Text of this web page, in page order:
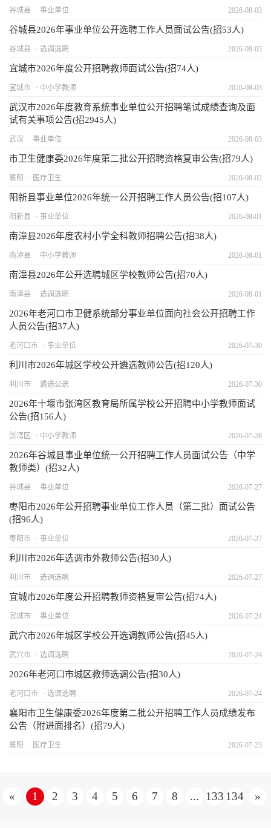
谷城县 事业单位 2026-08-03
谷城县2026年事业单位公开选聘工作人员面试公告(招53人)
谷城县 选调选聘 2026-08-03
宜城市2026年度公开招聘教师面试公告(招74人)
宜城市 中小学教师 2026-08-03
武汉市2026年度教育系统事业单位公开招聘笔试成绩查询及面
试有关事项公告(招2945人)
武汉 事业单位 2026-08-03
市卫生健康委2026年度第二批公开招聘资格复审公告(招79人)
襄阳 医疗卫生 2026-08-02
阳新县事业单位2026年统一公开招聘工作人员公告(招107人)
阳新县 事业单位 2026-08-01
南漳县2026年度农村小学全科教师招聘公告(招38人)
南漳县 中小学教师 2026-08-01
南漳县2026年公开选聘城区学校教师公告(招70人)
南漳县 选调选聘 2026-08-01
2026年老河口市卫健系统部分事业单位面向社会公开招聘工作
人员公告(招37人)
老河口市 事业单位 2026-07-30
利川市2026年城区学校公开遴选教师公告(招120人)
利川市 遴选公选 2026-07-30
2026年十堰市张湾区教育局所属学校公开招聘中小学教师面试
公告(招156人)
张湾区 中小学教师 2026-07-28
2026年谷城县事业单位统一公开招聘工作人员面试公告（中学
教师类）(招32人)
谷城县 事业单位 2026-07-27
枣阳市2026年公开招聘事业单位工作人员（第二批）面试公告
(招96人)
枣阳市 事业单位 2026-07-27
利川市2026年选调市外教师公告(招30人)
利川市 选调选聘 2026-07-27
宜城市2026年度公开招聘教师资格复审公告(招74人)
宜城市 事业单位 2026-07-24
武穴市2026年城区学校公开选调教师公告(招45人)
武穴市 选调选聘 2026-07-24
2026年老河口市城区教师选调公告(招30人)
老河口市 选调选聘 2026-07-24
襄阳市卫生健康委2026年度第二批公开招聘工作人员成绩发布
公告（附进面排名）(招79人)
襄阳 医疗卫生 2026-07-23
« 1 2 3 4 5 6 7 8 ... 133 134 »